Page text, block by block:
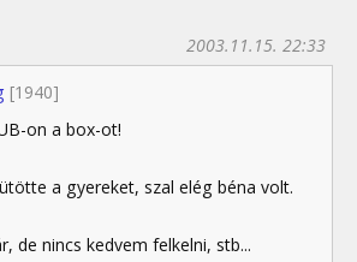
[1940]
2003.11.15. 22:33
on a box-ot!
a gyereket, szal elég béna volt.
de nincs kedvem felkelni, stb...